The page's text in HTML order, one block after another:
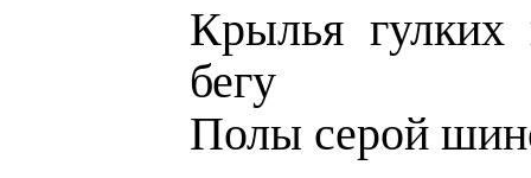
Крылья гулких
бегу
Полы серой